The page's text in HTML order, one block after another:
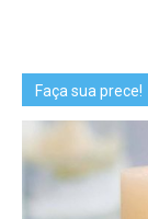
Faça sua prece!